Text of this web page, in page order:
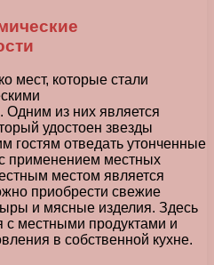
мест, которые стали
Одним из них является
удостоен звезды
гостям отведать утонченные
применением местных
местом является
приобрести свежие
и мясные изделия. Здесь
с местными продуктами и
в собственной кухне.